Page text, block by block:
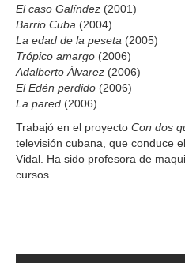
El caso Galíndez (2001)
Barrio Cuba (2004)
La edad de la peseta (2005)
Trópico amargo (2006)
Adalberto Álvarez (2006)
El Edén perdido (2006)
La pared (2006)
Trabajó en el proyecto Con dos
televisión cubana, que conduce
Vidal. Ha sido profesora de
cursos.